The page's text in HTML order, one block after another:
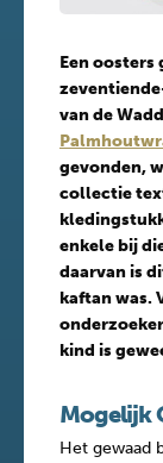
Een oosters
van de
gevonden,
collectie
enkele bij
daarvan is
kaftan was.
kind is
Mogelijk
Het gewaad